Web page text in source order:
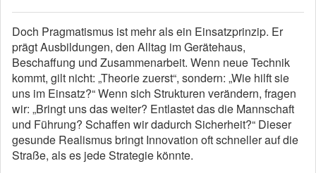
Doch Pragmatismus ist mehr als ein Einsatzprinzip. Er
prägt Ausbildungen, den Alltag im Gerätehaus,
Beschaffung und Zusammenarbeit. Wenn neue Technik
kommt, gilt nicht: „Theorie zuerst“, sondern: „Wie hilft sie
uns im Einsatz?“ Wenn sich Strukturen verändern, fragen
wir: „Bringt uns das weiter? Entlastet das die Mannschaft
und Führung? Schaffen wir dadurch Sicherheit?“ Dieser
gesunde Realismus bringt Innovation oft schneller auf die
Straße, als es jede Strategie könnte.